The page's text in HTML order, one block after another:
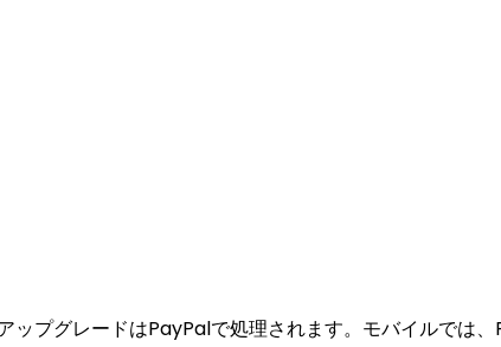
プグレードはPayPalで処理されます。モバイルでは